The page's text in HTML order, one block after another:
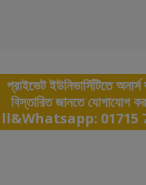
প্রাইভেট ইউনিভার্সিটিতে অনার্স
বিস্তারিত জানতে যোগাযোগ
01715